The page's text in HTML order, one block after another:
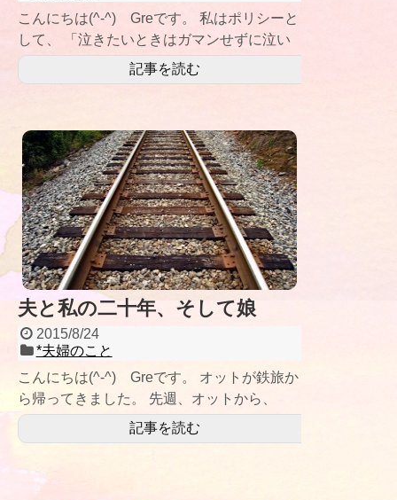
こんにちは(^-^) Greです。 私はポリシーと
して、 「泣きたいときはガマンせずに泣い
ていい」 と決め
記事を読む
夫と私の二十年、そして娘
2015/8/24
*夫婦のこと
こんにちは(^-^) Greです。 オットが鉄旅か
ら帰ってきました。 先週、オットから、
「週末、
記事を読む